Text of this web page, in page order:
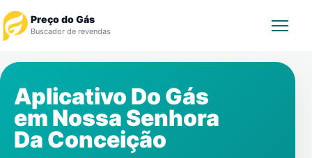
Preço do Gás
Buscador de revendas
Revendedor
Notícias
Aplicativo Do Gás
em Nossa Senhora
Da Conceição